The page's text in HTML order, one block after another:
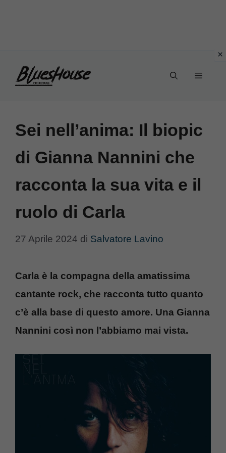
Menu
Sei nell’anima: Il biopic
di Gianna Nannini che
racconta la sua vita e il
ruolo di Carla
27 Aprile 2024 di Salvatore Lavino
Carla è la compagna della amatissima
cantante rock, che racconta tutto quanto
c’è alla base di questo amore. Una Gianna
Nannini così non l’abbiamo mai vista.